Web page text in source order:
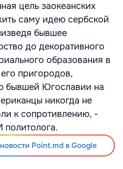
цель заокеанских
саму идею сербской
бывшее
до декоративного
образования в
пригородов,
бывшей Югославии на
никогда не
к сопротивлению, -
политолога.
Point.md в Google